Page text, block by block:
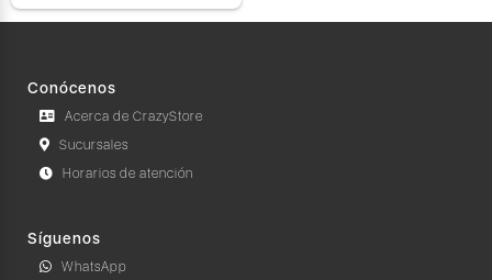
Conócenos
Acerca de CrazyStore
Sucursales
Horarios de atención
Síguenos
WhatsApp